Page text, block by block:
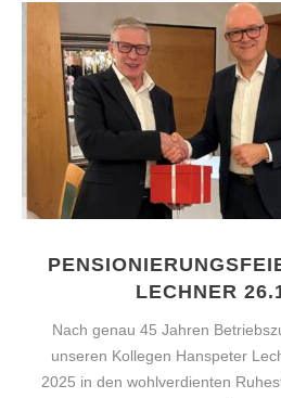
LECHNER
Nach genau 45 Jahren
unseren Kollegen Hanspeter
2025 in den wohlverdienten